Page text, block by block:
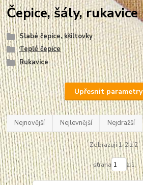
Čepice, šály, rukavice
Slabé čepice, kšiltovky
Teplé čepice
Rukavice
Upřesnit parametry
Nejnovější Nejlevnější Nejdražší
Zobrazuji 1-2 z 2
strana z 1